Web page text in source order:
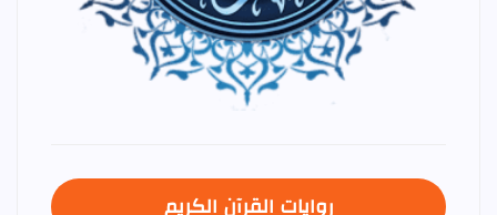
روايات القرآن الكريم